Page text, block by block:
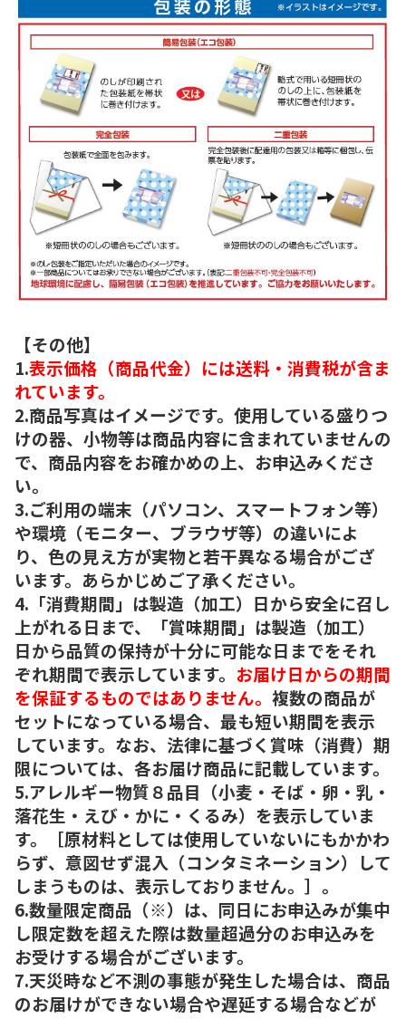
【その他】
1.表示価格（商品代金）には送料・消費税が含ま
れています。
2.商品写真はイメージです。使用している盛りつ
けの器、小物等は商品内容に含まれていませんの
で、商品内容をお確かめの上、お申込みくださ
い。
3.ご利用の端末（パソコン、スマートフォン等）
や環境（モニター、ブラウザ等）の違いによ
り、色の見え方が実物と若干異なる場合がござ
います。あらかじめご了承ください。
4.「消費期間」は製造（加工）日から安全に召し
上がれる日まで、「賞味期間」は製造（加工）
日から品質の保持が十分に可能な日までをそれ
ぞれ期間で表示しています。 お届け日からの期間
を保証するものではありません。 複数の商品が
セットになっている場合、最も短い期間を表示
しています。なお、法律に基づく賞味（消費）期
限については、各お届け商品に記載しています。
5.アレルギー物質８品目（小麦・そば・卵・乳・
落花生・えび・かに・くるみ）を表示していま
す。［原材料としては使用していないにもかかわ
らず、意図せず混入（コンタミネーション）して
しまうものは、表示しておりません。］。
6.数量限定商品（※）は、同日にお申込みが集中
し限定数を超えた際は数量超過分のお申込みを
お受けする場合がございます。
7.天災時など不測の事態が発生した場合は、商品
のお届けができない場合や遅延する場合などが